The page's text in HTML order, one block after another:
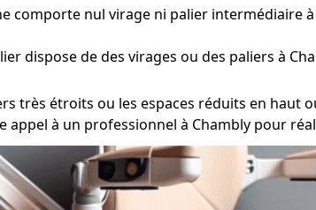
comporte nul virage ni palier intermédiaire
dispose de des virages ou des paliers à
très étroits ou les espaces réduits en haut
à un professionnel à Chambly pour